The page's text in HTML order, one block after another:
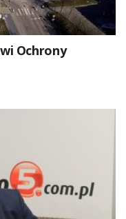
Ochrony